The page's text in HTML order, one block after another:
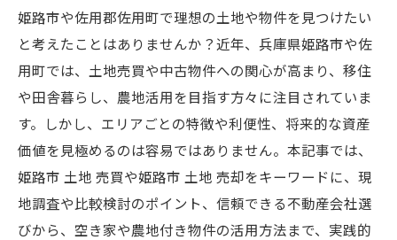
姫路市や佐用郡佐用町で理想の土地や物件を見つけたい
と考えたことはありませんか？近年、兵庫県姫路市や佐
用町では、土地売買や中古物件への関心が高まり、移住
や田舎暮らし、農地活用を目指す方々に注目されていま
す。しかし、エリアごとの特徴や利便性、将来的な資産
価値を見極めるのは容易ではありません。本記事では、
姫路市 土地 売買や姫路市 土地 売却をキーワードに、現
地調査や比較検討のポイント、信頼できる不動産会社選
びから、空き家や農地付き物件の活用方法まで、実践的